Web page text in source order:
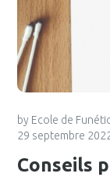
by Ecole de
29 septembre
Conseils